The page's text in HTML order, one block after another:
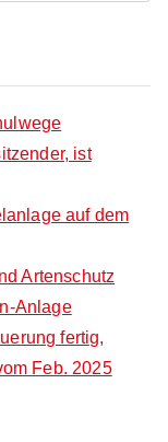
ist
auf dem
Artenschutz
Anlage
fertig,
Feb. 2025